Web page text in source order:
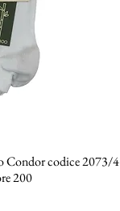
rapida
Condor codice 2073/4
200